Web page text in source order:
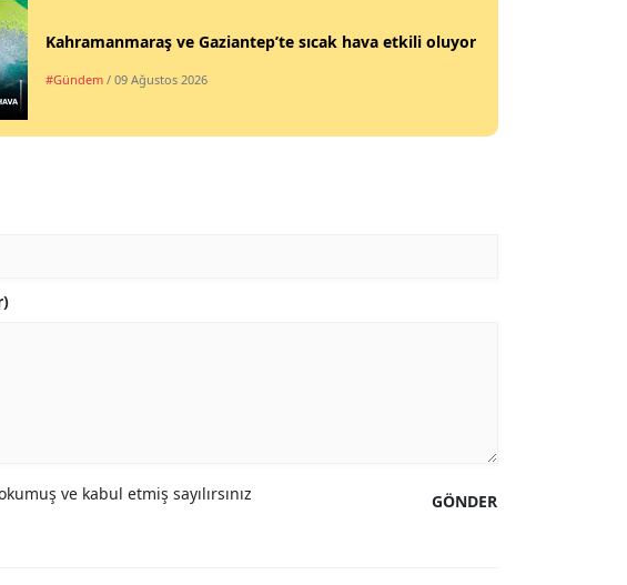
Kahramanmaraş ve Gaziantep’te sıcak hava etkili oluyor
#Gündem / 09 Ağustos 2026
GÖNDER
ve kabul etmiş sayılırsınız